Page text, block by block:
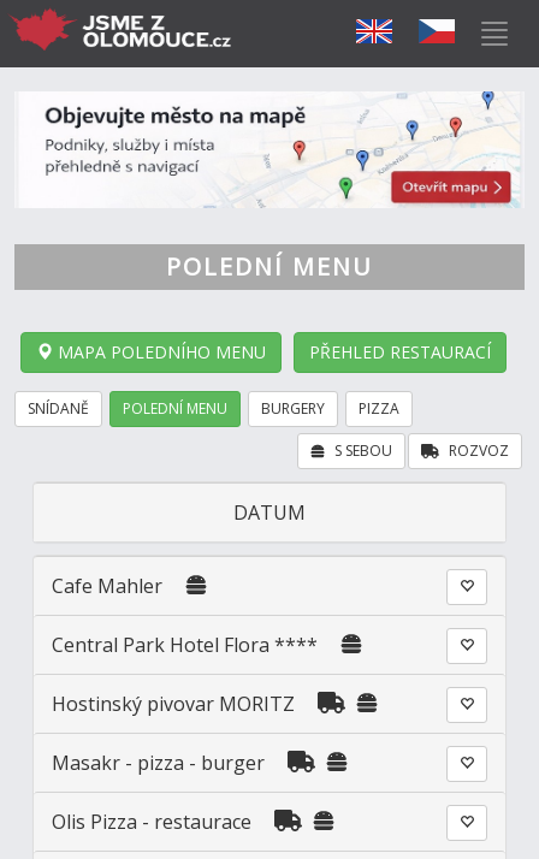
POLEDNÍ MENU
MAPA POLEDNÍHO MENU PŘEHLED RESTAURACÍ
SNÍDANĚ POLEDNÍ MENU BURGERY PIZZA
ROZVOZ
S SEBOU
DATUM
Cafe Mahler
Central Park Hotel Flora ****
Hostinský pivovar MORITZ
Masakr - pizza - burger
Olis Pizza - restaurace